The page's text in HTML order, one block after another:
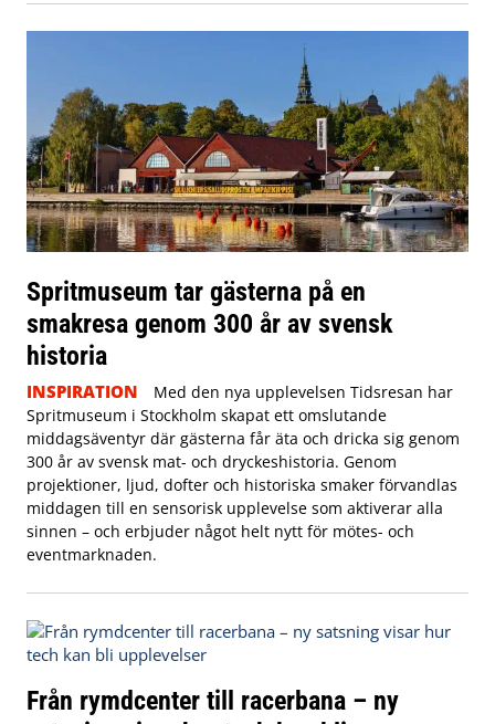
Spritmuseum tar gästerna på en
smakresa genom 300 år av svensk
historia
INSPIRATION
Med den nya upplevelsen Tidsresan har
Spritmuseum i Stockholm skapat ett omslutande
middagsäventyr där gästerna får äta och dricka sig genom
300 år av svensk mat- och dryckeshistoria. Genom
projektioner, ljud, dofter och historiska smaker förvandlas
middagen till en sensorisk upplevelse som aktiverar alla
sinnen – och erbjuder något helt nytt för mötes- och
eventmarknaden.
Från rymdcenter till racerbana – ny